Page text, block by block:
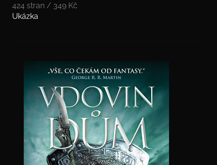
424 stran / 349 Kč
Ukázka